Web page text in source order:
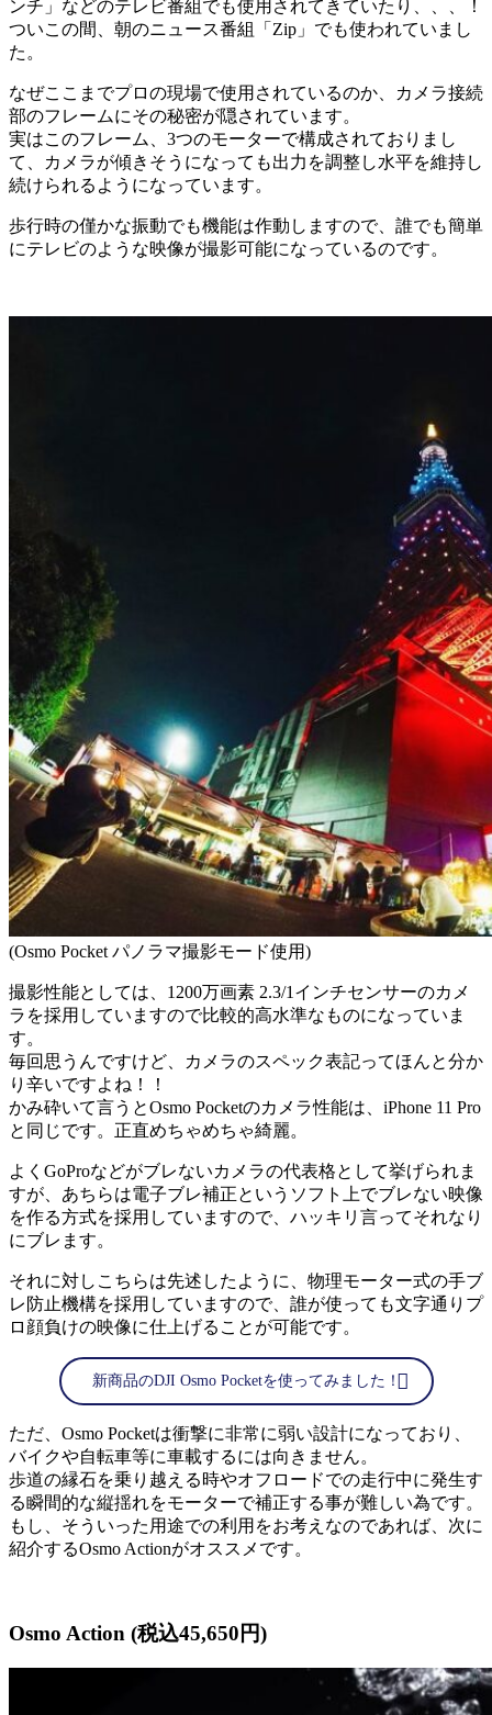
ンチ」などのテレビ番組でも使用されてきていたり、、、！
ついこの間、朝のニュース番組「Zip」でも使われていまし
た。
なぜここまでプロの現場で使用されているのか、カメラ接続
部のフレームにその秘密が隠されています。
実はこのフレーム、3つのモーターで構成されておりまし
て、カメラが傾きそうになっても出力を調整し水平を維持し
続けられるようになっています。
歩行時の僅かな振動でも機能は作動しますので、誰でも簡単
にテレビのような映像が撮影可能になっているのです。
(Osmo Pocket パノラマ撮影モード使用)
撮影性能としては、1200万画素 2.3/1インチセンサーのカメ
ラを採用していますので比較的高水準なものになっていま
す。
毎回思うんですけど、カメラのスペック表記ってほんと分か
り辛いですよね！！
かみ砕いて言うとOsmo Pocketのカメラ性能は、iPhone 11 Pro
と同じです。正直めちゃめちゃ綺麗。
よくGoProなどがブレないカメラの代表格として挙げられま
すが、あちらは電子ブレ補正というソフト上でブレない映像
を作る方式を採用していますので、ハッキリ言ってそれなり
にブレます。
それに対しこちらは先述したように、物理モーター式の手ブ
レ防止機構を採用していますので、誰が使っても文字通りプ
ロ顔負けの映像に仕上げることが可能です。
新商品のDJI Osmo Pocketを使ってみました！
ただ、Osmo Pocketは衝撃に非常に弱い設計になっており、
バイクや自転車等に車載するには向きません。
歩道の縁石を乗り越える時やオフロードでの走行中に発生す
る瞬間的な縦揺れをモーターで補正する事が難しい為です。
もし、そういった用途での利用をお考えなのであれば、次に
紹介するOsmo Actionがオススメです。
Osmo Action (税込45,650円)